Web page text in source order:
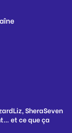
SheraSeven
et ce que ça